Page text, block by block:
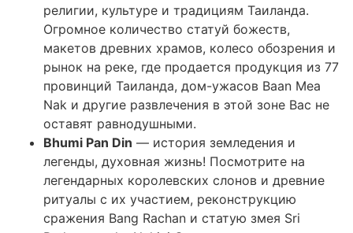
религии, культуре и традициям Таиланда.
Огромное количество статуй божеств,
макетов древних храмов, колесо обозрения и
рынок на реке, где продается продукция из 77
провинций Таиланда, дом-ужасов Baan Mea
Nak и другие развлечения в этой зоне Вас не
оставят равнодушными.
Bhumi Pan Din — история земледения и
легенды, духовная жизнь! Посмотрите на
легендарных королевских слонов и древние
ритуалы с их участием, реконструкцию
сражения Bang Rachan и статую змея Sri